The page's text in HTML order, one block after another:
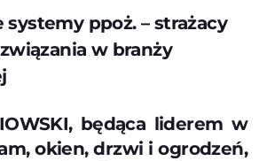
systemy ppoż. – strażacy
w branży
będąca liderem w
okien, drzwi i ogrodzeń,